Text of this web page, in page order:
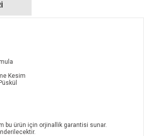
Kesim
bu ürün için orjinallik garantisi sunar.